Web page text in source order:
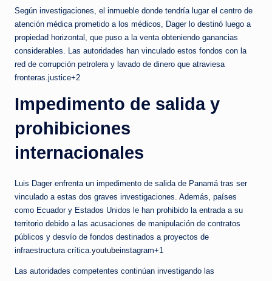
Según investigaciones, el inmueble donde tendría lugar el centro de
atención médica prometido a los médicos, Dager lo destinó luego a
propiedad horizontal, que puso a la venta obteniendo ganancias
considerables. Las autoridades han vinculado estos fondos con la
red de corrupción petrolera y lavado de dinero que atraviesa
fronteras.justice+2
Impedimento de salida y
prohibiciones
internacionales
Luis Dager enfrenta un impedimento de salida de Panamá tras ser
vinculado a estas dos graves investigaciones. Además, países
como Ecuador y Estados Unidos le han prohibido la entrada a su
territorio debido a las acusaciones de manipulación de contratos
públicos y desvío de fondos destinados a proyectos de
infraestructura crítica.youtubeinstagram+1
Las autoridades competentes continúan investigando las